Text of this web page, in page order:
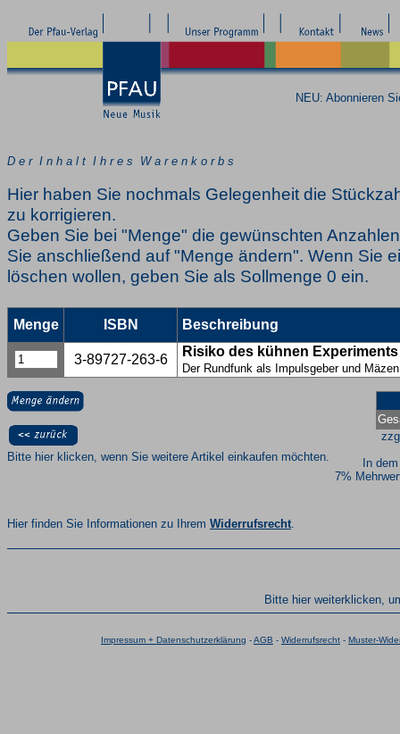
NEU: Abonnieren
D e r I n h a l t I h r e s W a r e n k o r b s
Hier haben Sie nochmals Gelegenheit die
zu korrigieren.
Geben Sie bei "Menge" die gewünschten
Sie anschließend auf "Menge ändern". Wenn Sie
löschen wollen, geben Sie als Sollmenge 0 ein.
Menge ISBN Beschreibung
3-89727-263-6
Risiko des kühnen Experiments
Der Rundfunk als Impulsgeber und Mäzen
In
7%
Bitte hier klicken, wenn Sie weitere Artikel einkaufen möchten.
Hier finden Sie Informationen zu Ihrem Widerrufsrecht.
Bitte hier weiterklicken,
Impressum + Datenschutzerklärung -AGB - Widerrufsrecht - Muster-